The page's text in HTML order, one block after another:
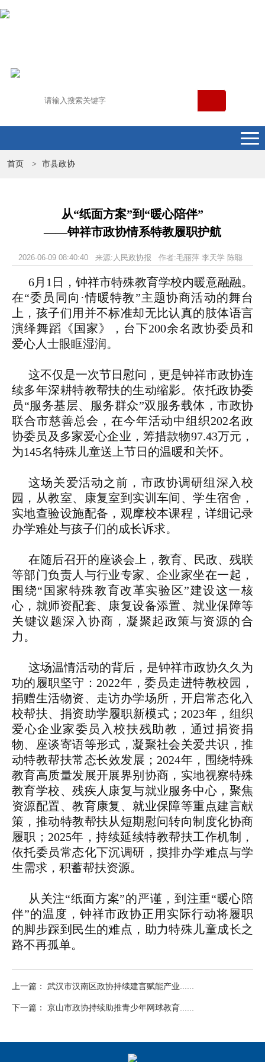
首页 > 市县政协
从“纸面方案”到“暖心陪伴”
——钟祥市政协情系特教履职护航
2026-06-09 08:40:40 来源:人民政协报 作者:毛丽萍 李天学 陈聪
6月1日，钟祥市特殊教育学校内暖意融融。
在“委员同向·情暖特教”主题协商活动的舞台
上，孩子们用并不标准却无比认真的肢体语言
演绎舞蹈《国家》，台下200余名政协委员和
爱心人士眼眶湿润。
这不仅是一次节日慰问，更是钟祥市政协连
续多年深耕特教帮扶的生动缩影。依托政协委
员“服务基层、服务群众”双服务载体，市政协
联合市慈善总会，在今年活动中组织202名政
协委员及多家爱心企业，筹措款物97.43万元，
为145名特殊儿童送上节日的温暖和关怀。
这场关爱活动之前，市政协调研组深入校
园，从教室、康复室到实训车间、学生宿舍，
实地查验设施配备，观摩校本课程，详细记录
办学难处与孩子们的成长诉求。
在随后召开的座谈会上，教育、民政、残联
等部门负责人与行业专家、企业家坐在一起，
围绕“国家特殊教育改革实验区”建设这一核
心，就师资配套、康复设备添置、就业保障等
关键议题深入协商，凝聚起政策与资源的合
力。
这场温情活动的背后，是钟祥市政协久久为
功的履职坚守：2022年，委员走进特教校园，
捐赠生活物资、走访办学场所，开启常态化入
校帮扶、捐资助学履职新模式；2023年，组织
爱心企业家委员入校扶残助教，通过捐资捐
物、座谈寄语等形式，凝聚社会关爱共识，推
动特教帮扶常态长效发展；2024年，围绕特殊
教育高质量发展开展界别协商，实地视察特殊
教育学校、残疾人康复与就业服务中心，聚焦
资源配置、教育康复、就业保障等重点建言献
策，推动特教帮扶从短期慰问转向制度化协商
履职；2025年，持续延续特教帮扶工作机制，
依托委员常态化下沉调研，摸排办学难点与学
生需求，积蓄帮扶资源。
从关注“纸面方案”的严谨，到注重“暖心陪
伴”的温度，钟祥市政协正用实际行动将履职
的脚步踩到民生的难点，助力特殊儿童成长之
路不再孤单。
上一篇： 武汉市汉南区政协持续建言赋能产业......
下一篇： 京山市政协持续助推青少年网球教育......